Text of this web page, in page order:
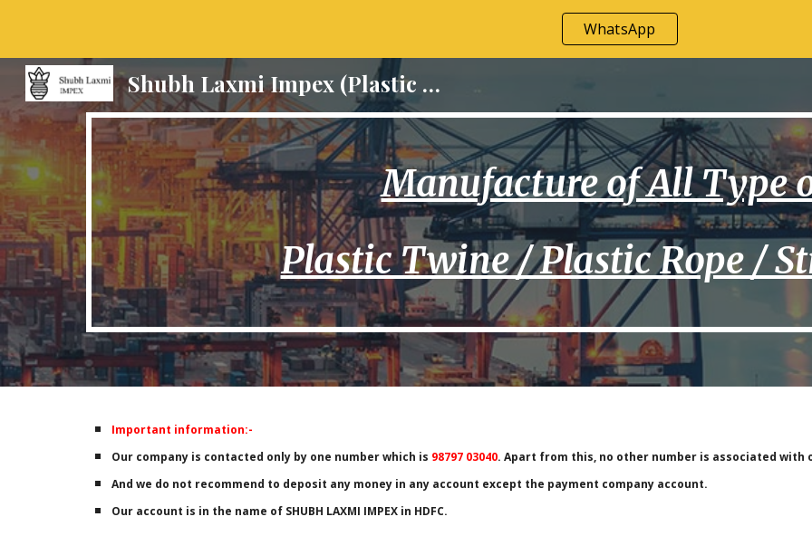
WhatsApp
Shubh Laxmi
Manufacture of All Type
Plastic Twine / Plastic Rope /
Important information:-
Our company is contacted only by one number which is 98797 03040. Apart from this, no other number is associated with
And we do not recommend to deposit any money in any account except the payment company account.
Our account is in the name of SHUBH LAXMI IMPEX in HDFC.